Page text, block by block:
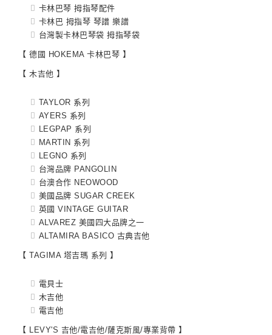
卡林巴琴 拇指琴配件
卡林巴 拇指琴 琴譜 樂譜
台灣製卡林巴琴袋 拇指琴袋
【 德國 HOKEMA 卡林巴琴 】
【 木吉他 】
TAYLOR 系列
AYERS 系列
LEGPAP 系列
MARTIN 系列
LEGNO 系列
台灣品牌 PANGOLIN
台澳合作 NEOWOOD
美國品牌 SUGAR CREEK
英國 VINTAGE GUITAR
ALVAREZ 美國四大品牌之一
ALTAMIRA BASICO 古典吉他
【 TAGIMA 塔吉瑪 系列 】
電貝士
木吉他
電吉他
【 LEVY'S 吉他/電吉他/薩克斯風/專業背帶 】